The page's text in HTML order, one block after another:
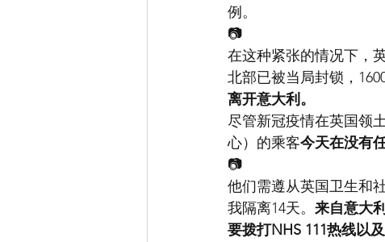
例。
📷
在这种紧张的情况下，
北部已被当局封锁，
离开意大利。
尽管新冠疫情在英国领
心）的乘客今天在没有
📷
他们需遵从英国卫生和
我隔离14天。 来自意大
要拨打NHS 111热线以及